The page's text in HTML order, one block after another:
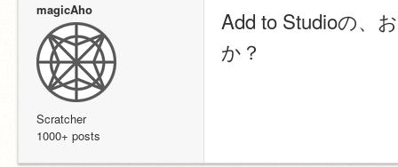
magicAho
Scratcher
1000+ posts
Add to Studioの、
か？